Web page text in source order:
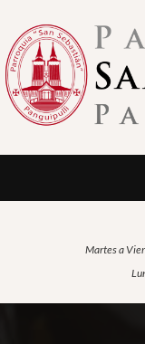
Martes a